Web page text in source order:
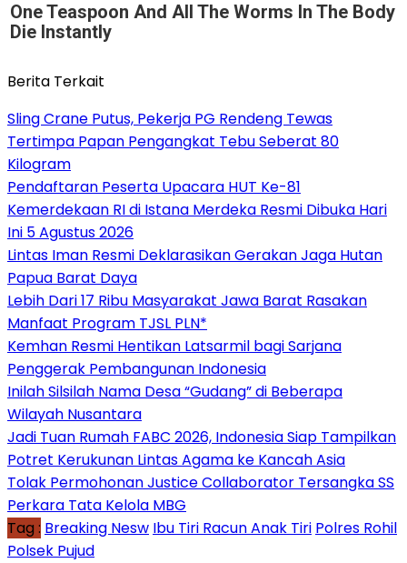
One Teaspoon And All The Worms In The Body
Die Instantly
Berita Terkait
Sling Crane Putus, Pekerja PG Rendeng Tewas
Tertimpa Papan Pengangkat Tebu Seberat 80
Kilogram
Pendaftaran Peserta Upacara HUT Ke-81
Kemerdekaan RI di Istana Merdeka Resmi Dibuka Hari
Ini 5 Agustus 2026
Lintas Iman Resmi Deklarasikan Gerakan Jaga Hutan
Papua Barat Daya
Lebih Dari 17 Ribu Masyarakat Jawa Barat Rasakan
Manfaat Program TJSL PLN*
Kemhan Resmi Hentikan Latsarmil bagi Sarjana
Penggerak Pembangunan Indonesia
Inilah Silsilah Nama Desa “Gudang” di Beberapa
Wilayah Nusantara
Jadi Tuan Rumah FABC 2026, Indonesia Siap Tampilkan
Potret Kerukunan Lintas Agama ke Kancah Asia
Tolak Permohonan Justice Collaborator Tersangka SS
Perkara Tata Kelola MBG
Tag : Breaking Nesw Ibu Tiri Racun Anak Tiri Polres Rohil
Polsek Pujud